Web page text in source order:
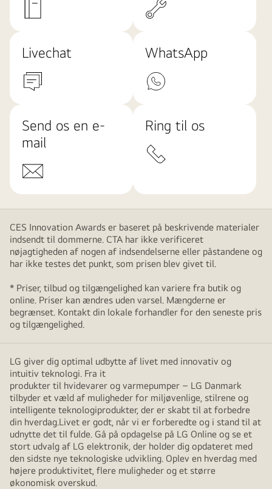
Livechat WhatsApp
Send os en e-
mail
Ring til os
CES Innovation Awards er baseret på beskrivende materialer
indsendt til dommerne. CTA har ikke verificeret
nøjagtigheden af nogen af indsendelserne eller påstandene og
har ikke testes det punkt, som prisen blev givet til.
* Priser, tilbud og tilgængelighed kan variere fra butik og
online. Priser kan ændres uden varsel. Mængderne er
begrænset. Kontakt din lokale forhandler for den seneste pris
og tilgængelighed.
LG giver dig optimal udbytte af livet med innovativ og
intuitiv teknologi. Fra it
produkter til hvidevarer og varmepumper – LG Danmark
tilbyder et væld af muligheder for miljøvenlige, stilrene og
intelligente teknologiprodukter, der er skabt til at forbedre
din hverdag.Livet er godt, når vi er forberedte og i stand til at
udnytte det til fulde. Gå på opdagelse på LG Online og se et
stort udvalg af LG elektronik, der holder dig opdateret med
den sidste nye teknologiske udvikling. Oplev en hverdag med
højere produktivitet, flere muligheder og et større
økonomisk overskud.